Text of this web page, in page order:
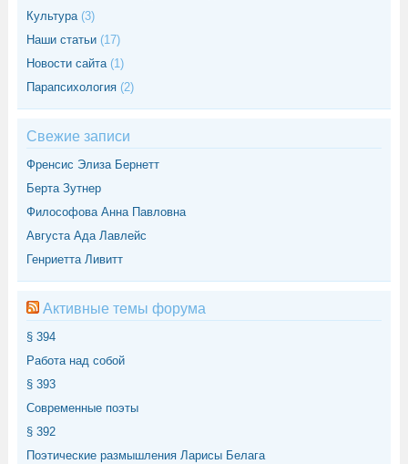
Культура(3)
Наши статьи (17)
Новости сайта(1)
Парапсихология (2)
Свежие записи
Френсис Элиза Бернетт
Берта Зутнер
Философова Анна Павловна
Августа Ада Лавлейс
Генриетта Ливитт
Активные темы форума
§ 394
Работа над собой
§ 393
Современные поэты
§ 392
Поэтические размышления Ларисы Белага